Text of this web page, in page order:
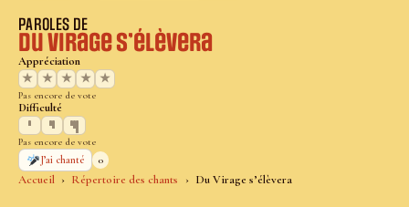
Accueil Répertoire des chants Du Virage s’élèvera
PAROLES DE
Du Virage s’élèvera
Appréciation
★
★ ★ ★ ★
Pas encore de vote
Difficulté
Pas encore de vote
J’ai chanté
0